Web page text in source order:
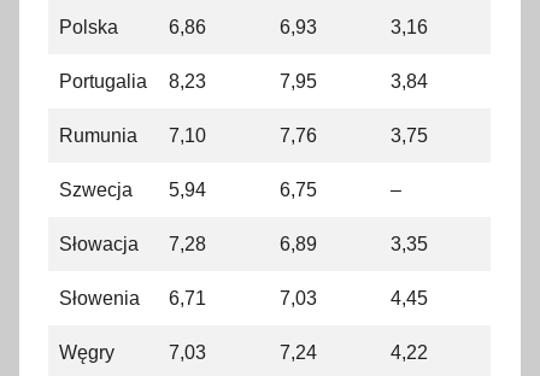
Polska 6,86 6,93 3,16
Portugalia 8,23 7,95 3,84
Rumunia 7,10 7,76 3,75
Szwecja 5,94 6,75 –
Słowacja 7,28 6,89 3,35
Słowenia 6,71 7,03 4,45
Węgry 7,03 7,24 4,22